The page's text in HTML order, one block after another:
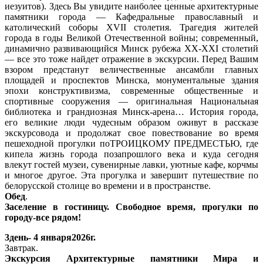
иезуитов). Здесь Вы увидите наиболее ценные архитектурные
памятники города — Кафедральные православный и
католический соборы ХVII столетия. Трагедия жителей
города в годы Великой Отечественной войны; современный,
динамично развивающийся Минск рубежа ХХ-ХХI столетий
— все это тоже найдет отражение в экскурсии. Перед Вашим
взором предстанут величественные ансамбли главных
площадей и проспектов Минска, монументальные здания
эпохи конструктивизма, современные общественные и
спортивные сооружения — оригинальная Национальная
библиотека и грандиозная Минск-арена… История города,
его великие люди чудесным образом оживут в рассказе
экскурсовода и продолжат свое повествование во время
пешеходной прогулки поТРОИЦКОМУ ПРЕДМЕСТЬЮ, где
кипела жизнь города позапрошлого века и куда сегодня
влекут гостей музеи, сувенирные лавки, уютные кафе, корчмы
и многое другое. Эта прогулка и завершит путешествие по
белорусской столице во времени и в пространстве.
Обед.
Заселение в гостиницу. Свободное время, прогулки по
городу-все рядом!
3день- 4 января2026г.
Завтрак.
Экскурсия Архитектурные памятники Мира и